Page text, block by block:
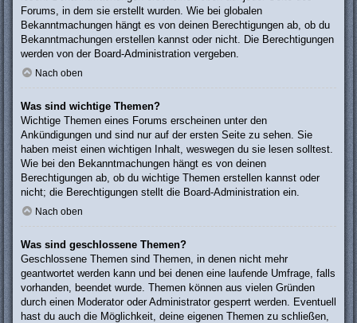
Forums, in dem sie erstellt wurden. Wie bei globalen
Bekanntmachungen hängt es von deinen Berechtigungen ab, ob du
Bekanntmachungen erstellen kannst oder nicht. Die Berechtigungen
werden von der Board-Administration vergeben.
Nach oben
Was sind wichtige Themen?
Wichtige Themen eines Forums erscheinen unter den
Ankündigungen und sind nur auf der ersten Seite zu sehen. Sie
haben meist einen wichtigen Inhalt, weswegen du sie lesen solltest.
Wie bei den Bekanntmachungen hängt es von deinen
Berechtigungen ab, ob du wichtige Themen erstellen kannst oder
nicht; die Berechtigungen stellt die Board-Administration ein.
Nach oben
Was sind geschlossene Themen?
Geschlossene Themen sind Themen, in denen nicht mehr
geantwortet werden kann und bei denen eine laufende Umfrage, falls
vorhanden, beendet wurde. Themen können aus vielen Gründen
durch einen Moderator oder Administrator gesperrt werden. Eventuell
hast du auch die Möglichkeit, deine eigenen Themen zu schließen,